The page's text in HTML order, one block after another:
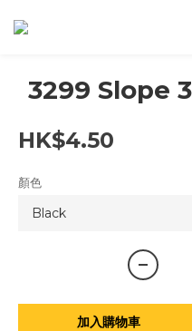
3299 Slope
HK$4.50
顏色
加入購物車